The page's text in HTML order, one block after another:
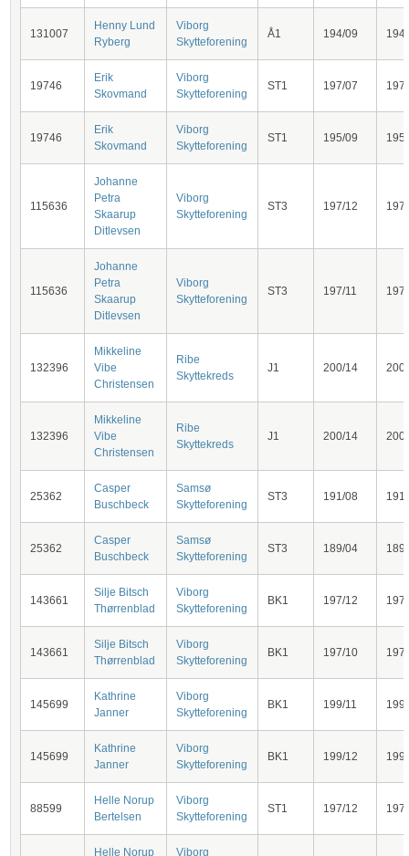
131007
Henny Lund
Ryberg
Viborg
Skytteforening
Å1 194/09 194
19746
Erik
Skovmand
Viborg
Skytteforening
ST1 197/07 197
19746
Erik
Skovmand
Viborg
Skytteforening
ST1 195/09 195
115636
Johanne
Petra
Skaarup
Ditlevsen
Viborg
Skytteforening
ST3 197/12 197
115636
Johanne
Petra
Skaarup
Ditlevsen
Viborg
Skytteforening
ST3 197/11 197
132396
Mikkeline
Vibe
Christensen
Ribe
Skyttekreds
J1 200/14 200
132396
Mikkeline
Vibe
Christensen
Ribe
Skyttekreds
J1 200/14 200
25362
Casper
Buschbeck
Samsø
Skytteforening
ST3 191/08 191
25362
Casper
Buschbeck
Samsø
Skytteforening
ST3 189/04 189
143661
Silje Bitsch
Thørrenblad
Viborg
Skytteforening
BK1 197/12 197
143661
Silje Bitsch
Thørrenblad
Viborg
Skytteforening
BK1 197/10 197
145699
Kathrine
Janner
Viborg
Skytteforening
BK1 199/11 199
145699
Kathrine
Janner
Viborg
Skytteforening
BK1 199/12 199
88599
Helle Norup
Bertelsen
Viborg
Skytteforening
ST1 197/12 197
Helle Norup Viborg